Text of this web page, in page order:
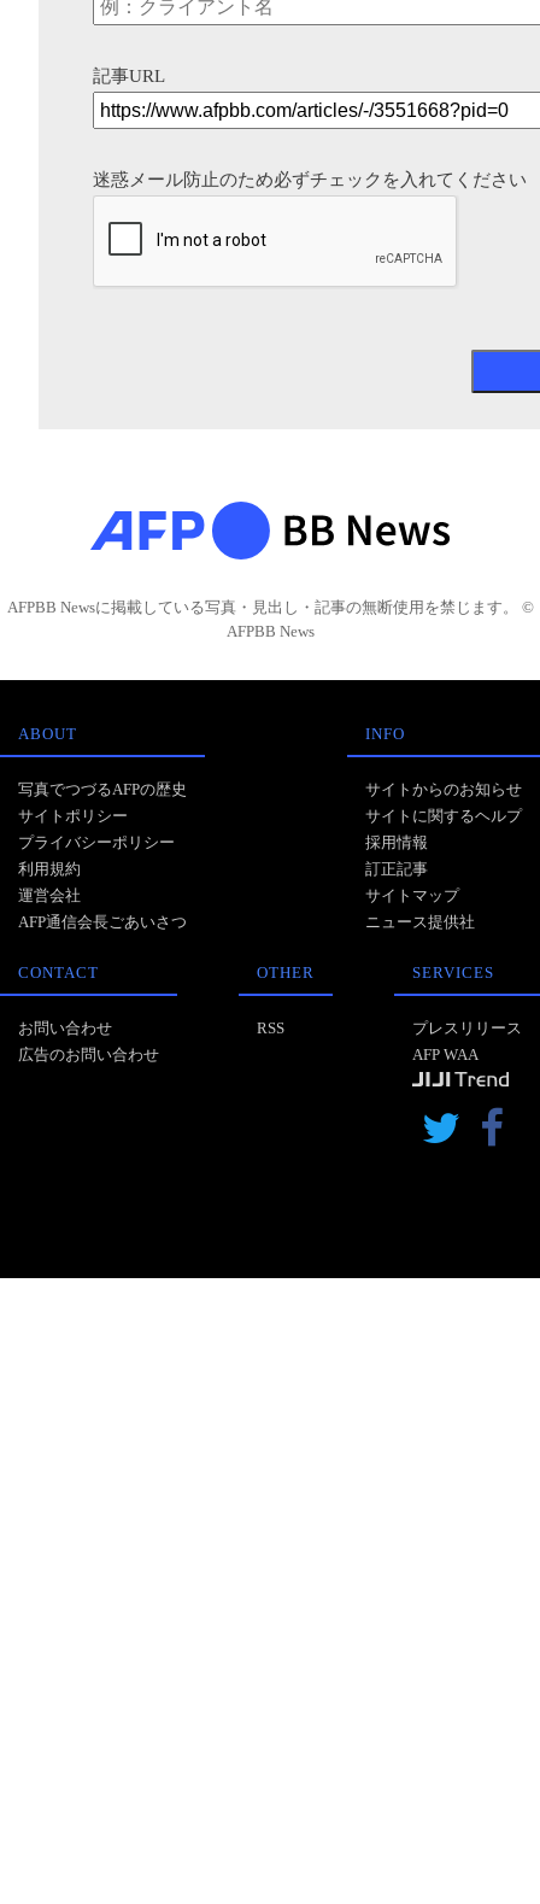
記事URL
迷惑メール防止のため必ずチェックを入れてください
AFPBB Newsに掲載している写真・見出し・記事の無断使用を禁じます。 ©
AFPBB News
ABOUT
写真でつづるAFPの歴史
サイトポリシー
プライバシーポリシー
利用規約
運営会社
AFP通信会長ごあいさつ
INFO
サイトからのお知らせ
サイトに関するヘルプ
採用情報
訂正記事
サイトマップ
ニュース提供社
CONTACT
お問い合わせ
広告のお問い合わせ
OTHER
RSS
SERVICES
プレスリリース
AFP WAA